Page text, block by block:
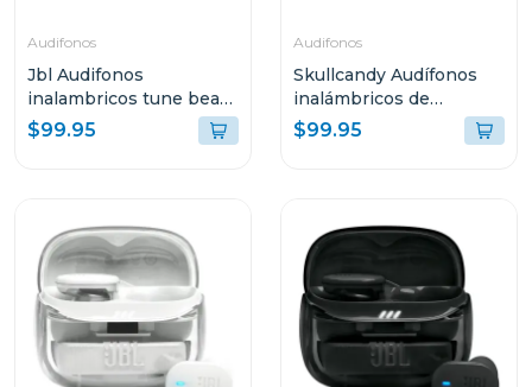
Audifonos
Jbl Audifonos
inalambricos tune beam
2 bluetooth negro ghost
tbeam2
$99.95
Audifonos
Skullcandy Audífonos
inalámbricos de
diadema icon anc bone
orange s5iow
$99.95